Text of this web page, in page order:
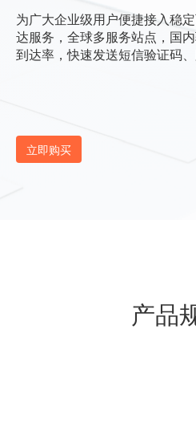
为广大企业级用户便捷接入稳
达服务，全球多服务站点，国
到达率，快速发送短信验证码
立即购买
产品